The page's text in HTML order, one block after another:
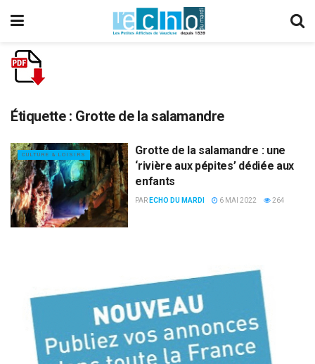
Étiquette : Grotte de la salamandre
CULTURE & LOISIRS
Grotte de la salamandre : une
‘rivière aux pépites’ dédiée aux
enfants
PAR ECHO DU MARDI 6 MAI 2022 264